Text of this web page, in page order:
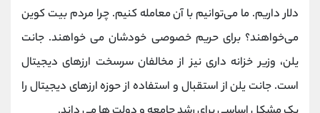
دلار داریم. ما می‌توانیم با آن معامله کنیم. چرا مردم بیت کوین
می‌خواهند؟ برای حریم خصوصی خودشان می ‌خواهند. جانت
یلن، وزیر خزانه داری نیز از مخالفان سرسخت ارزهای دیجیتال
است. جانت یلن از استقبال و استفاده از حوزه ارزهای دیجیتال را